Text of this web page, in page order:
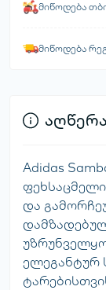
მიწოდება
მიწოდება
აღწერა
Adidas
და
ელეგანტურ